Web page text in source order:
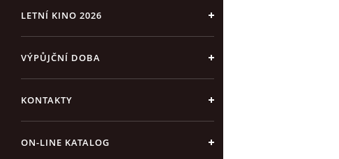
LETNÍ KINO 2026
VÝPŮJČNÍ DOBA
KONTAKTY
ON-LINE KATALOG